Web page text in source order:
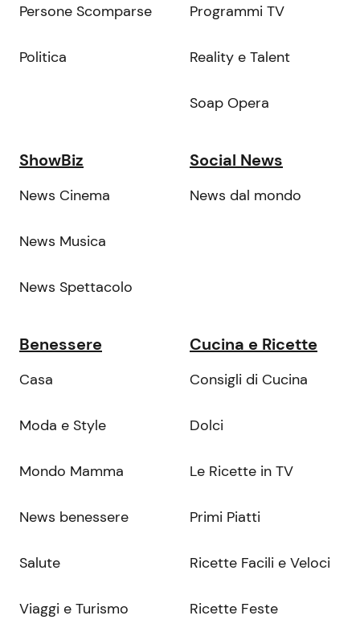
Persone Scomparse
Politica
Programmi TV
Reality e Talent
Soap Opera
ShowBiz
News Cinema
News Musica
News Spettacolo
Social News
News dal mondo
Benessere
Casa
Moda e Style
Mondo Mamma
News benessere
Salute
Viaggi e Turismo
Cucina e Ricette
Consigli di Cucina
Dolci
Le Ricette in TV
Primi Piatti
Ricette Facili e Veloci
Ricette Feste